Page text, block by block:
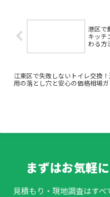
港区で
キッチ
わる方
江東区で失敗しないトイレ交換
用の落とし穴と安心の価格相場ガ
まずはお気軽
見積もり・現地調査はす